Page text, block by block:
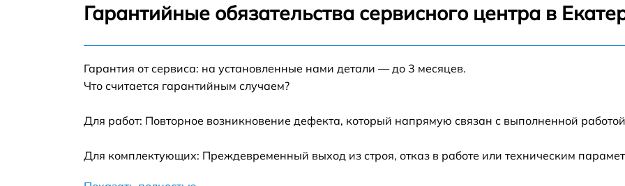
Замена блока питания HP Z1 от 60 мин
Профилактическая чистка HP Z1 от 30 мин
Гарантийные обязательства сервисного центра в
Гарантия от сервиса: на установленные нами детали — до 3 месяцев.
Что считается гарантийным случаем?
Для работ: Повторное возникновение дефекта, который напрямую связан с выполненной
Для комплектующих: Преждевременный выход из строя, отказ в работе или техническим